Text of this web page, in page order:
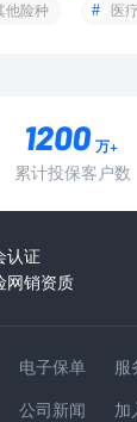
他险种 医
万+
累计投保客户数
认证
网销资质
电子保单 服
公司新闻 加